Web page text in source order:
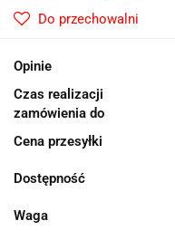
Do przechowalni
Opinie
Czas realizacji
zamówienia do
Cena przesyłki
Dostępność
Waga